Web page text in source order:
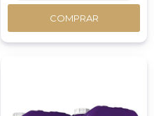
COMPRAR